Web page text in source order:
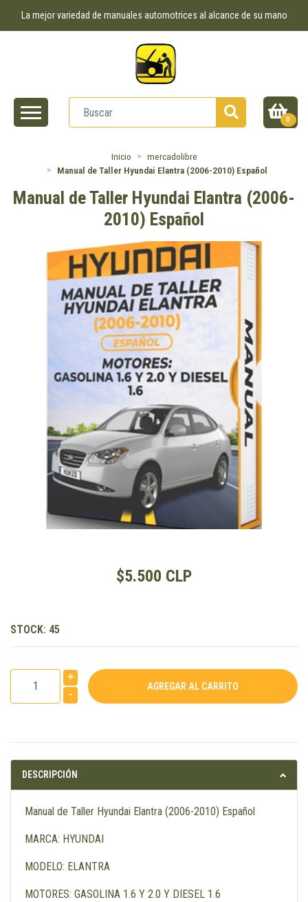
La mejor variedad de manuales automotrices al alcance de su mano
0
Inicio
mercadolibre
Manual de Taller Hyundai Elantra (2006-2010) Español
Manual de Taller Hyundai Elantra (2006-
2010) Español
$5.500 CLP
STOCK: 45
+
-
DESCRIPCIÓN
Manual de Taller Hyundai Elantra (2006-2010) Español
MARCA: HYUNDAI
MODELO: ELANTRA
MOTORES: GASOLINA 1.6 Y 2.0 Y DIESEL 1.6